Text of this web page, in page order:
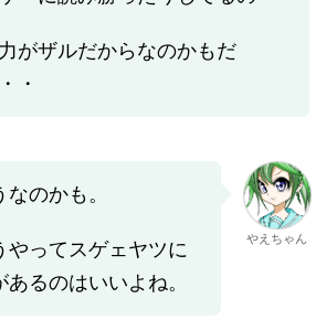
がザルだからなのかもだ
・
のかも。
やってスゲェヤツに
るのはいいよね。
やえちゃん